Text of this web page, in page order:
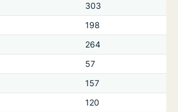
303
198
264
57
157
120